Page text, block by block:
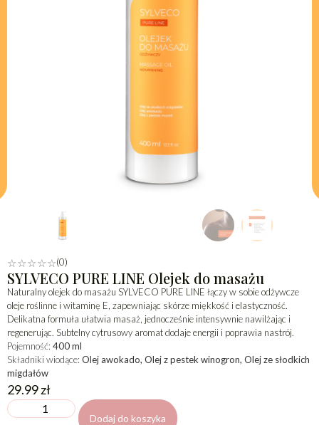
☆☆☆☆☆(0)
SYLVECO PURE LINE Olejek do masażu
Naturalny olejek do masażu SYLVECO PURE LINE łączy w sobie odżywcze
oleje roślinne i witaminę E, zapewniając skórze miękkość i elastyczność.
Delikatna formuła ułatwia masaż, jednocześnie intensywnie nawilżając i
regenerując. Subtelny cytrusowy aromat dodaje energii i poprawia nastrój.
Pojemność: 400 ml
Składniki wiodące: Olej awokado, Olej z pestek winogron, Olej ze słodkich
migdałów
29.99zł
Dodaj do koszyka